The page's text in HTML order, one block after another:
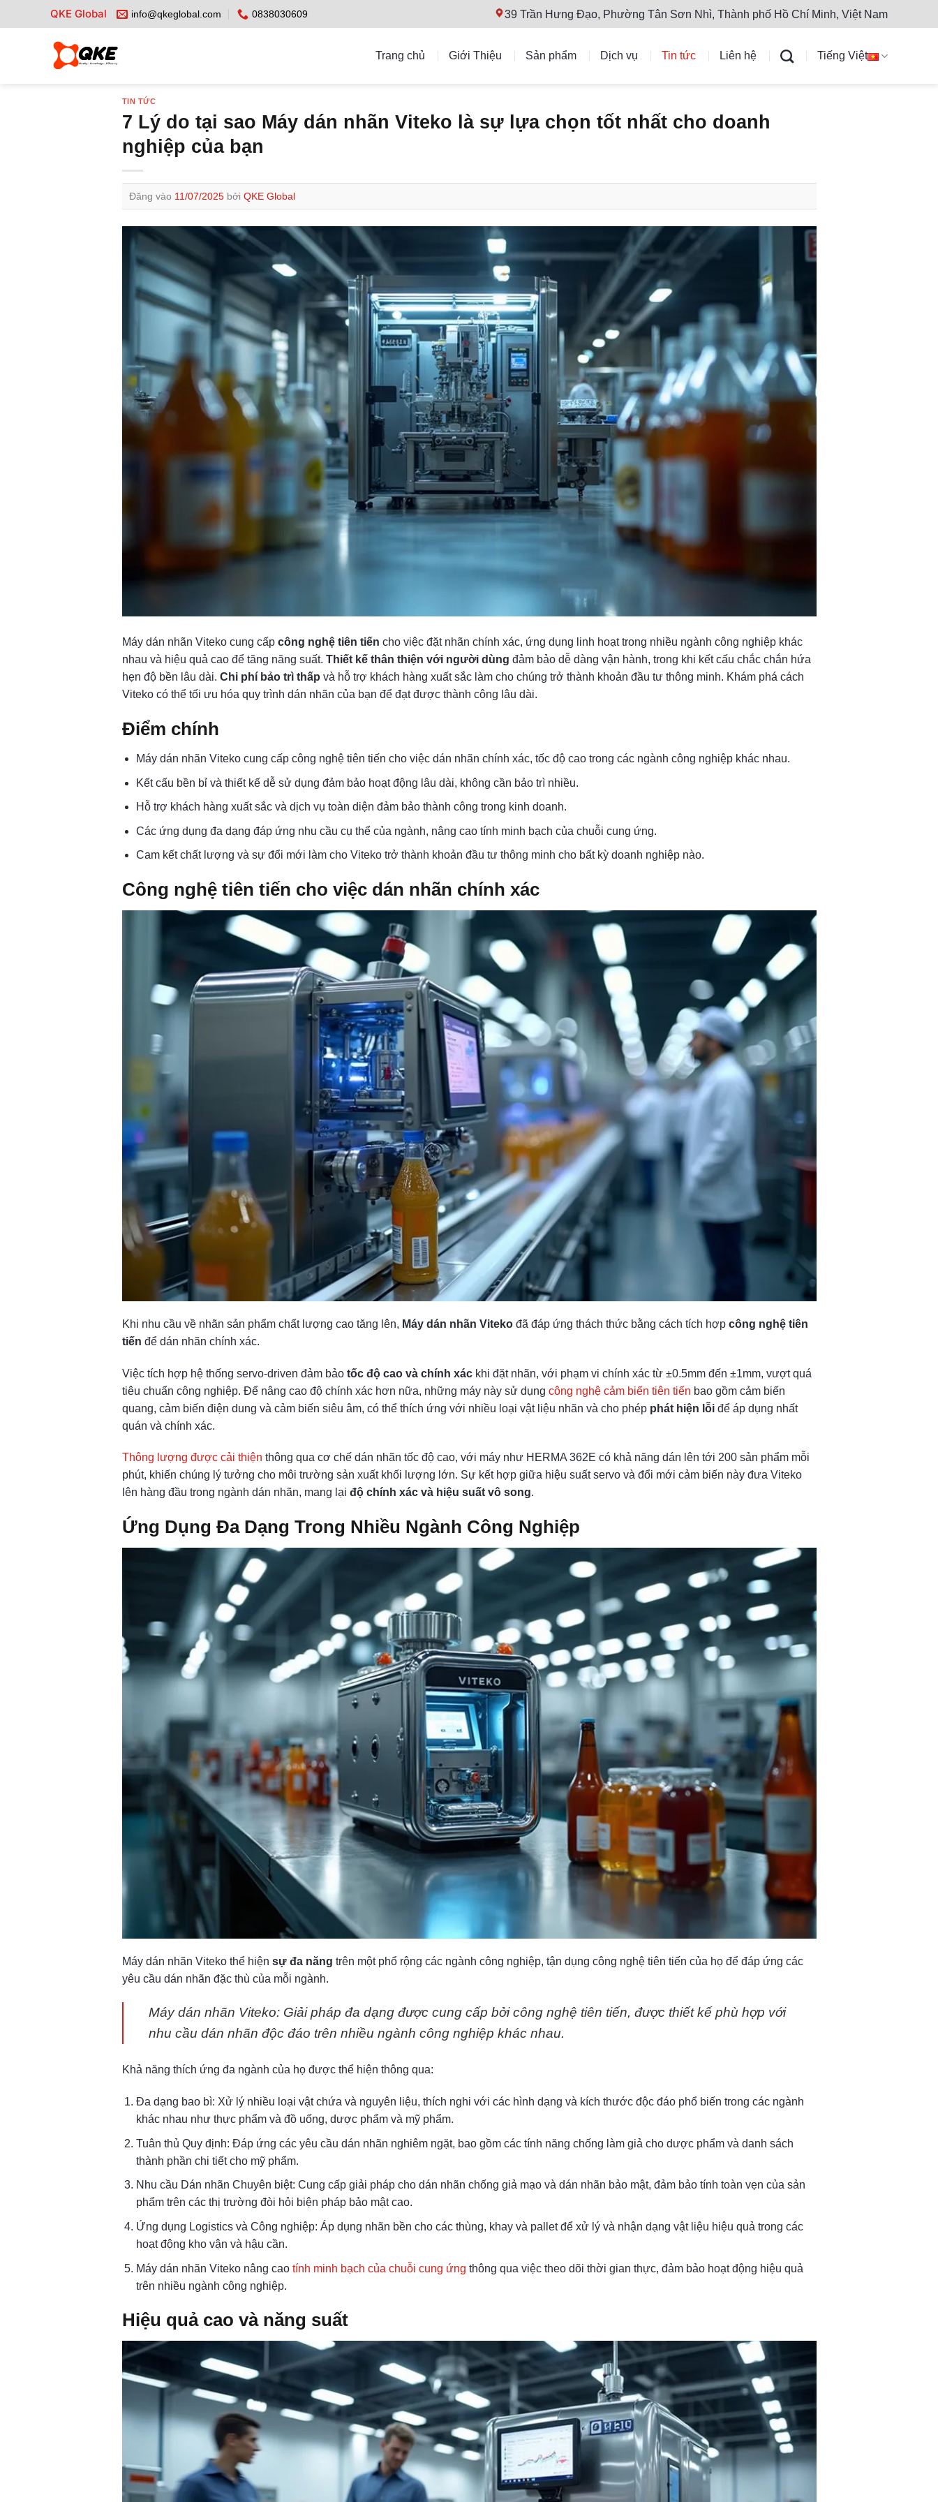
qua
QKE Global info@qkeglobal.com 0838030609 39 Trần Hưng Đạo, Phường Tân Sơn Nhì, Thành phố Hồ Chí Minh, Việt Nam
Trang chủ Giới Thiệu Sản phẩm Dịch vụ Tin tức Liên hệ Tiếng Việt
TIN TỨC
7 Lý do tại sao Máy dán nhãn Viteko là sự lựa chọn tốt nhất cho doanh
nghiệp của bạn
Đăng vào 11/07/2025 bởi QKE Global
Máy dán nhãn Viteko cung cấp công nghệ tiên tiến cho việc đặt nhãn chính xác, ứng dụng linh hoạt trong nhiều ngành công nghiệp khác
nhau và hiệu quả cao để tăng năng suất. Thiết kế thân thiện với người dùng đảm bảo dễ dàng vận hành, trong khi kết cấu chắc chắn hứa
hẹn độ bền lâu dài. Chi phí bảo trì thấp và hỗ trợ khách hàng xuất sắc làm cho chúng trở thành khoản đầu tư thông minh. Khám phá cách
Viteko có thể tối ưu hóa quy trình dán nhãn của bạn để đạt được thành công lâu dài.
Điểm chính
Máy dán nhãn Viteko cung cấp công nghệ tiên tiến cho việc dán nhãn chính xác, tốc độ cao trong các ngành công nghiệp khác nhau.
Kết cấu bền bỉ và thiết kế dễ sử dụng đảm bảo hoạt động lâu dài, không cần bảo trì nhiều.
Hỗ trợ khách hàng xuất sắc và dịch vụ toàn diện đảm bảo thành công trong kinh doanh.
Các ứng dụng đa dạng đáp ứng nhu cầu cụ thể của ngành, nâng cao tính minh bạch của chuỗi cung ứng.
Cam kết chất lượng và sự đổi mới làm cho Viteko trở thành khoản đầu tư thông minh cho bất kỳ doanh nghiệp nào.
Công nghệ tiên tiến cho việc dán nhãn chính xác
Khi nhu cầu về nhãn sản phẩm chất lượng cao tăng lên, Máy dán nhãn Vitekođã đáp ứng thách thức bằng cách tích hợp công nghệ tiên
tiến để dán nhãn chính xác.
Việc tích hợp hệ thống servo-driven đảm bảo tốc độ cao và chính xáckhi đặt nhãn, với phạm vi chính xác từ ±0.5mm đến ±1mm, vượt quá
tiêu chuẩn công nghiệp. Để nâng cao độ chính xác hơn nữa, những máy này sử dụng công nghệ cảm biến tiên tiến bao gồm cảm biến
quang, cảm biến điện dung và cảm biến siêu âm, có thể thích ứng với nhiều loại vật liệu nhãn và cho phép phát hiện lỗiđể áp dụng nhất
quán và chính xác.
Thông lượng được cải thiện thông qua cơ chế dán nhãn tốc độ cao, với máy như HERMA 362E có khả năng dán lên tới 200 sản phẩm mỗi
phút, khiến chúng lý tưởng cho môi trường sản xuất khối lượng lớn. Sự kết hợp giữa hiệu suất servo và đổi mới cảm biến này đưa Viteko
lên hàng đầu trong ngành dán nhãn, mang lại độ chính xác và hiệu suất vô song.
Ứng Dụng Đa Dạng Trong Nhiều Ngành Công Nghiệp
Máy dán nhãn Viteko thể hiện sự đa năng trên một phổ rộng các ngành công nghiệp, tận dụng công nghệ tiên tiến của họ để đáp ứng các
yêu cầu dán nhãn đặc thù của mỗi ngành.
Máy dán nhãn Viteko: Giải pháp đa dạng được cung cấp bởi công nghệ tiên tiến, được thiết kế phù hợp với
nhu cầu dán nhãn độc đáo trên nhiều ngành công nghiệp khác nhau.
Khả năng thích ứng đa ngành của họ được thể hiện thông qua:
Đa dạng bao bì: Xử lý nhiều loại vật chứa và nguyên liệu, thích nghi với các hình dạng và kích thước độc đáo phổ biến trong các ngành
khác nhau như thực phẩm và đồ uống, dược phẩm và mỹ phẩm.
Tuân thủ Quy định: Đáp ứng các yêu cầu dán nhãn nghiêm ngặt, bao gồm các tính năng chống làm giả cho dược phẩm và danh sách
thành phần chi tiết cho mỹ phẩm.
Nhu cầu Dán nhãn Chuyên biệt: Cung cấp giải pháp cho dán nhãn chống giả mạo và dán nhãn bảo mật, đảm bảo tính toàn vẹn của sản
phẩm trên các thị trường đòi hỏi biện pháp bảo mật cao.
Ứng dụng Logistics và Công nghiệp: Áp dụng nhãn bền cho các thùng, khay và pallet để xử lý và nhận dạng vật liệu hiệu quả trong các
hoạt động kho vận và hậu cần.
Máy dán nhãn Viteko nâng caotính minh bạch của chuỗi cung ứng thông qua việc theo dõi thời gian thực, đảm bảo hoạt động hiệu quả
trên nhiều ngành công nghiệp.
Hiệu quả cao và năng suất